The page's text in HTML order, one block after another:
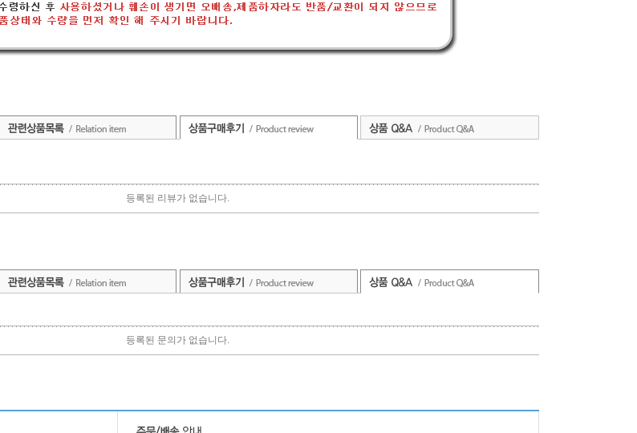
등록된 리뷰가 없습니다.
등록된 문의가 없습니다.